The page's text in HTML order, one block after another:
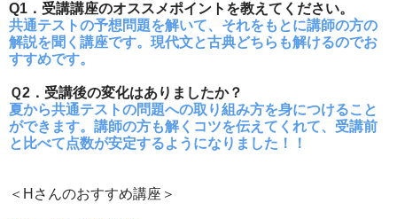
Q1．受講講座のオススメポイントを教えてください。
共通テストの予想問題を解いて、それをもとに講師の方の
解説を聞く講座です。現代文と古典どちらも解けるのでお
すすめです。
Ｑ2．受講後の変化はありましたか？
夏から共通テストの問題への取り組み方を身につけること
ができます。講師の方も解くコツを伝えてくれて、受講前
と比べて点数が安定するようになりました！！
＜Hさんのおすすめ講座＞